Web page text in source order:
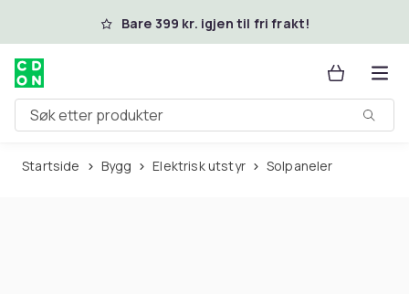
Hopp til hovedinnholdBare 399 kr. igjen til fri frakt!
Søk etter produkter
Startside Bygg Elektrisk utstyr Solpaneler